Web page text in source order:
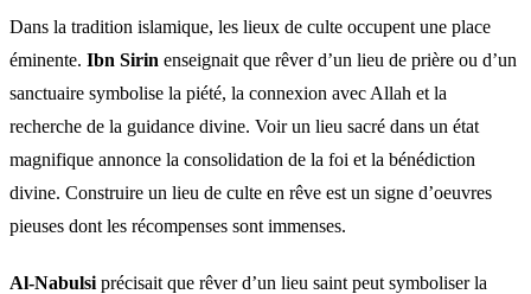
Dans la tradition islamique, les lieux de culte occupent une place
éminente. Ibn Sirin enseignait que rêver d’un lieu de prière ou d’un
sanctuaire symbolise la piété, la connexion avec Allah et la
recherche de la guidance divine. Voir un lieu sacré dans un état
magnifique annonce la consolidation de la foi et la bénédiction
divine. Construire un lieu de culte en rêve est un signe d’oeuvres
pieuses dont les récompenses sont immenses.
Al-Nabulsi précisait que rêver d’un lieu saint peut symboliser la